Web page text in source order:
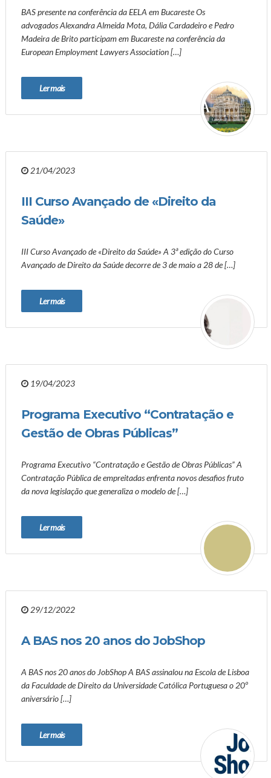
BAS presente na conferência da EELA em Bucareste Os
advogados Alexandra Almeida Mota, Dália Cardadeiro e Pedro
Madeira de Brito participam em Bucareste na conferência da
European Employment Lawyers Association […]
Ler mais
21/04/2023
III Curso Avançado de «Direito da
Saúde»
III Curso Avançado de «Direito da Saúde» A 3ª edição do Curso
Avançado de Direito da Saúde decorre de 3 de maio a 28 de […]
Ler mais
19/04/2023
Programa Executivo “Contratação e
Gestão de Obras Públicas”
Programa Executivo “Contratação e Gestão de Obras Públicas” A
Contratação Pública de empreitadas enfrenta novos desafios fruto
da nova legislação que generaliza o modelo de […]
Ler mais
29/12/2022
A BAS nos 20 anos do JobShop
A BAS nos 20 anos do JobShop A BAS assinalou na Escola de Lisboa
da Faculdade de Direito da Universidade Católica Portuguesa o 20º
aniversário […]
Ler mais